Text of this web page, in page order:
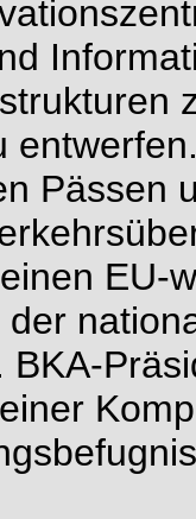
Pässen
EU-
BKA-